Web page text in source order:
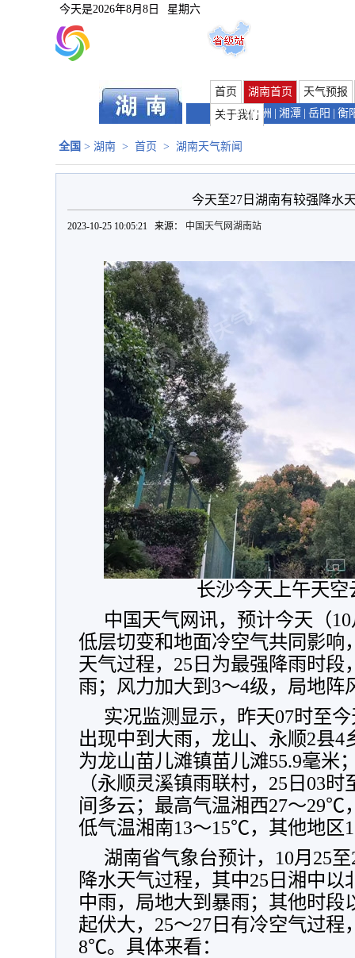
今天是2026年8月8日 星期六
首页 湖南首页
天气预报
关于我们
长沙 | 株洲 湘潭 岳阳 衡
全国 > 湖南 > 首页 > 湖南天气新闻
今天至27日湖南有较强降水
2023-10-25 10:05:21 来源： 中国天气网湖南站
长沙今天上午天空
中国天气网讯，预计今天（
低层切变和地面冷空气共同影响
天气过程，25日为最强降雨时段
雨；风力加大到3～4级，局地阵
实况监测显示，昨天07时至
出现中到大雨，龙山、永顺2县4
为龙山苗儿滩镇苗儿滩55.9毫米
（永顺灵溪镇雨联村，25日03
间多云；最高气温湘西27～29℃
低气温湘南13～15℃，其他地区
湖南省气象台预计，10月25
降水天气过程，其中25日湘中以
中雨，局地大到暴雨；其他时段
起伏大，25～27日有冷空气过程
8℃。具体来看：